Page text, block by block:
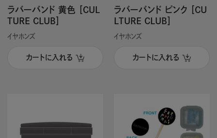
ラバーバンド 黄色 ［CUL
TURE CLUB］
イヤホンズ
カートに入れる
ラバーバンド ピンク ［CU
LTURE CLUB］
イヤホンズ
カートに入れる